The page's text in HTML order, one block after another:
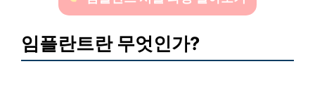
임플란트란 무엇인가?